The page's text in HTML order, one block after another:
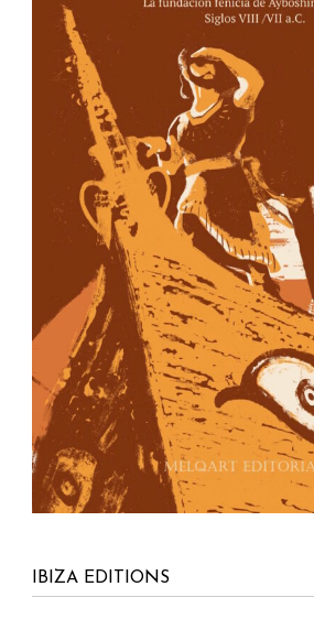
IBIZA EDITIONS